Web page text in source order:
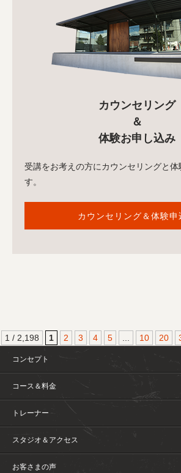
カウンセリング
＆
体験お申し込み
受講をお考えの方にカウンセリングと体
す。
カウンセリング＆体験申
1 / 2,198 1 2 3 4 5 10 20
コンセプト
コース＆料金
トレーナー
スタジオ＆アクセス
お客さまの声